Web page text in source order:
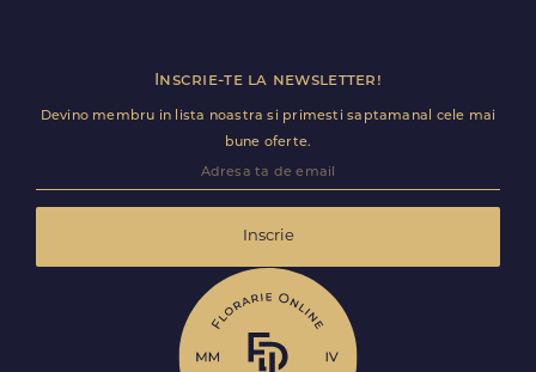
Inscrie-te la newsletter!
Devino membru in lista noastra si primesti saptamanal cele mai
bune oferte.
Inscrie